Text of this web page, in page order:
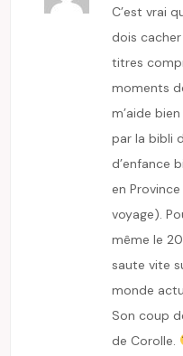
C’est vrai
dois
titres
moments
m’aide
par la bibli
d’enfance
en
voyage).
même le
saute vite
monde
Son coup
de Corolle.